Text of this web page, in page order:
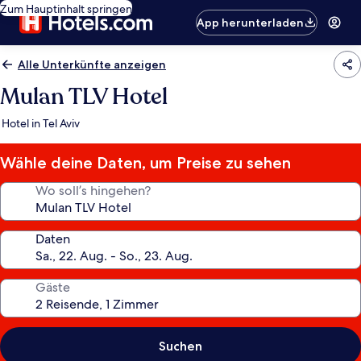
Zum Hauptinhalt springen
App herunterladen
Alle Unterkünfte anzeigen
Mulan TLV Hotel
Hotel in Tel Aviv
Wähle deine Daten, um Preise zu sehen
Wo soll’s hingehen?
Daten
Gäste
Suchen